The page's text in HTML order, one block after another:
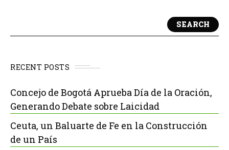
SEARCH
RECENT POSTS
Concejo de Bogotá Aprueba Día de la Oración,
Generando Debate sobre Laicidad
Ceuta, un Baluarte de Fe en la Construcción
de un País